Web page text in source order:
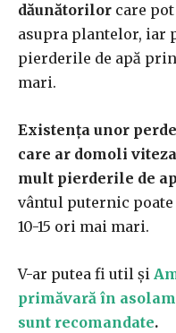
dăunătorilor care
asupra plantelor, iar
pierderile de apă
mari.
Existenţa unor
care ar domoli
mult pierderile de
vântul puternic
10-15 ori mai mari.
V-ar putea fi util și
primăvară în
sunt recomandate.